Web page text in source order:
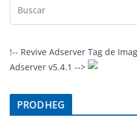
!-- Revive Adserver Tag de
Adserver v5.4.1 -->
PRODHEG